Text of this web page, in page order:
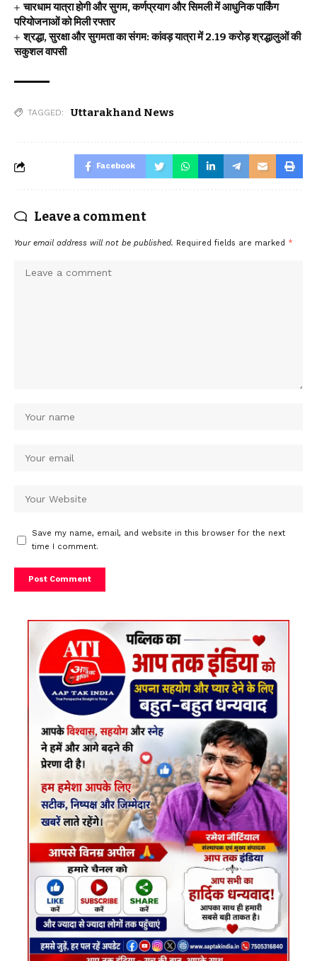
चारधाम यात्रा होगी और सुगम, कर्णप्रयाग और सिमली में आधुनिक पार्किंग
परियोजनाओं को मिली रफ्तार
श्रद्धा, सुरक्षा और सुगमता का संगम: कांवड़ यात्रा में 2.19 करोड़ श्रद्धालुओं की
सकुशल वापसी
TAGGED: Uttarakhand News
Facebook
Leave a comment
Your email address will not be published. Required fields are marked *
Save my name, email, and website in this browser for the next
time I comment.